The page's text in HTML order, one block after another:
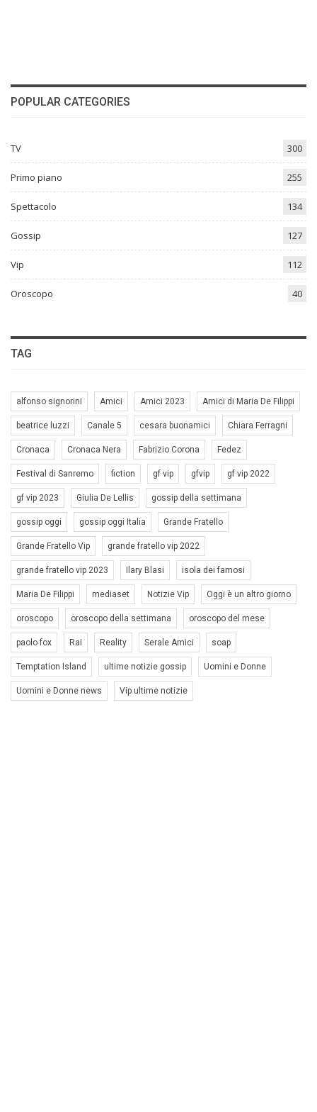
POPULAR CATEGORIES
TV 300
Primo piano 255
Spettacolo 134
Gossip 127
Vip 112
Oroscopo 40
TAG
alfonso signorini Amici Amici 2023 Amici di Maria De Filippi
beatrice luzzi Canale 5 cesara buonamici Chiara Ferragni
Cronaca Cronaca Nera Fabrizio Corona Fedez
Festival di Sanremo fiction gf vip gfvip gf vip 2022
gf vip 2023 Giulia De Lellis gossip della settimana
gossip oggi gossip oggi Italia Grande Fratello
Grande Fratello Vip grande fratello vip 2022
grande fratello vip 2023 Ilary Blasi isola dei famosi
Maria De Filippi mediaset Notizie Vip Oggi è un altro giorno
oroscopo oroscopo della settimana oroscopo del mese
paolo fox Rai Reality Serale Amici soap
Temptation Island ultime notizie gossip Uomini e Donne
Uomini e Donne news Vip ultime notizie